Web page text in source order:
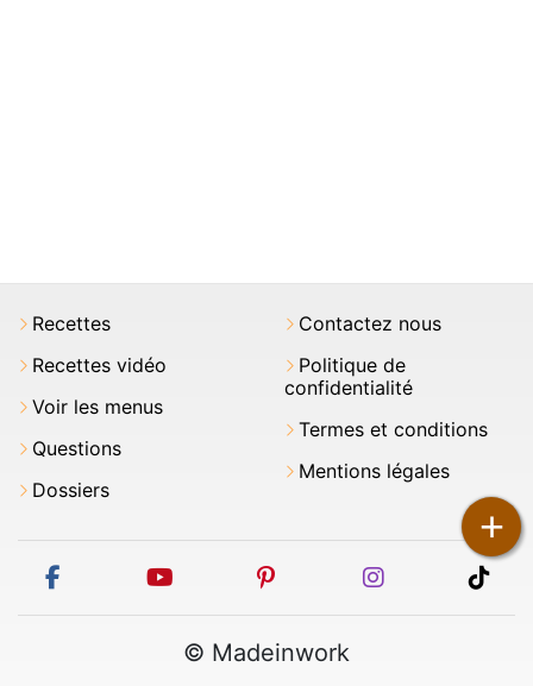
+
Recettes
Recettes vidéo
Voir les menus
Questions
Dossiers
Contactez nous
Politique de
confidentialité
Termes et conditions
Mentions légales
facebook youtube pinterest instagram
© Madeinwork